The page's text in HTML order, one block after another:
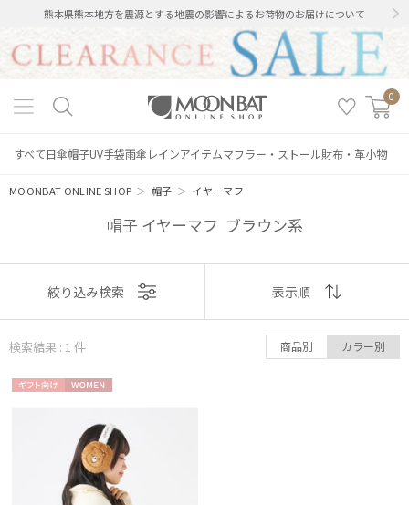
熊本県熊本地方を震源とする地震の影響によるお荷物のお届けについて
0
すべて日傘帽子UV手袋雨傘 レインアイテムマフラー・ストール財布・革小物
MOONBAT ONLINE SHOP ＞ 帽子 ＞ イヤーマフ
帽子 イヤーマフ ブラウン系
絞り込み
カテゴリー
表示
おすすめ
価格の高い
価格の低い
絞り込み検索 表示順
検索結果 : 1 件 商品別 カラー別